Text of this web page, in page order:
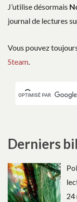
J’utilise désormais
journal de lectures
Vous pouvez
Steam.
Derniers
24